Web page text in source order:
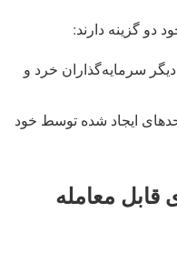
دو گزینه دارند:
سرمایه‌گذاران خرد و
ایجاد شده توسط خود
قابل معامله